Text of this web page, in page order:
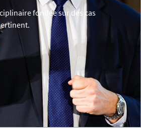
fondée sur des cas